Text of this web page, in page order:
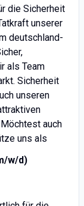
die Sicherheit
unserer
deutschland-
als Team
Sicherheit
unseren
auch
uns als
w/d)